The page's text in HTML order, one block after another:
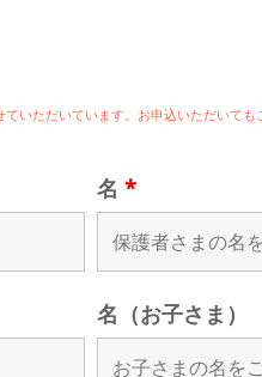
いただいています。お申込いただいて
名*
名（お子さま）